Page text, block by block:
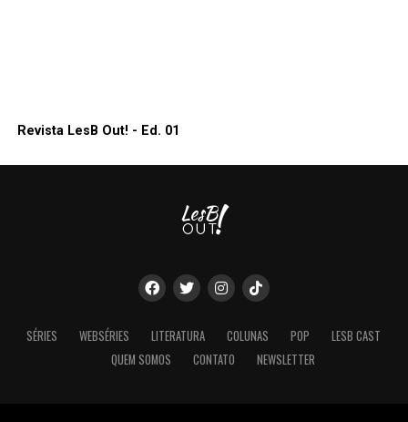
Revista LesB Out! - Ed. 01
SÉRIES WEBSÉRIES LITERATURA COLUNAS POP
LESB CAST
QUEM SOMOS
CONTATO NEWSLETTER